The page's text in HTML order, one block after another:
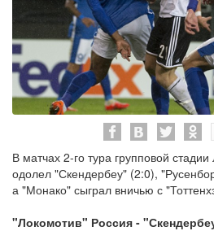
В матчах 2-го тура групповой
одолел "Скендербеу" (2:0),
а "Монако" сыграл вничью с
"Локомотив" Россия -